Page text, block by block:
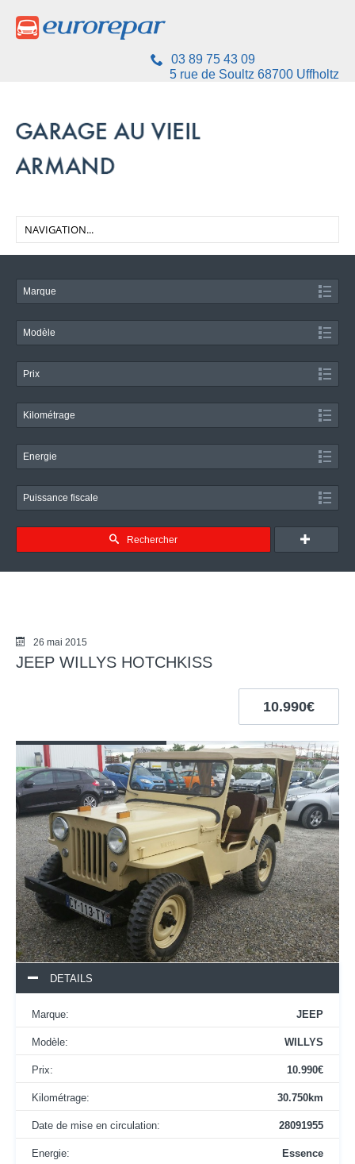
03 89 75 43 09
5 rue de Soultz 68700 Uffholtz
Marque
Modèle
Prix
Kilométrage
Energie
Puissance fiscale
Rechercher
26 mai 2015
JEEP WILLYS HOTCHKISS
10.990€
DETAILS
Marque: JEEP
Modèle: WILLYS
Prix: 10.990€
Kilométrage: 30.750km
Date de mise en circulation: 28091955
Energie: Essence